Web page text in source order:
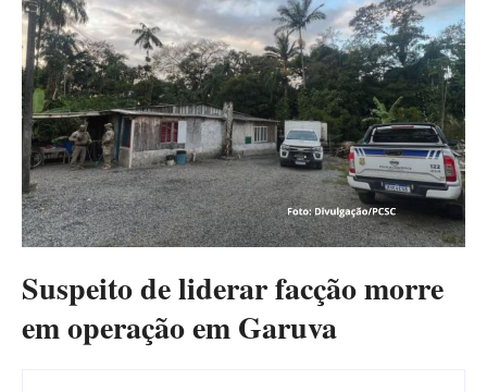
Suspeito de liderar facção morre
em operação em Garuva